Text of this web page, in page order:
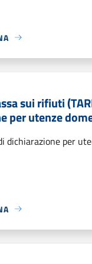
sui rifiuti
per utenze
dichiarazione per